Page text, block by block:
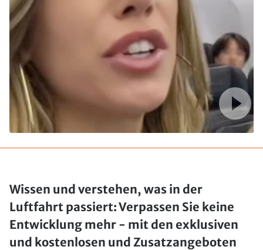
Wissen und verstehen, was in der
Luftfahrt passiert: Verpassen Sie keine
Entwicklung mehr - mit den exklusiven
und kostenlosen und Zusatzangeboten